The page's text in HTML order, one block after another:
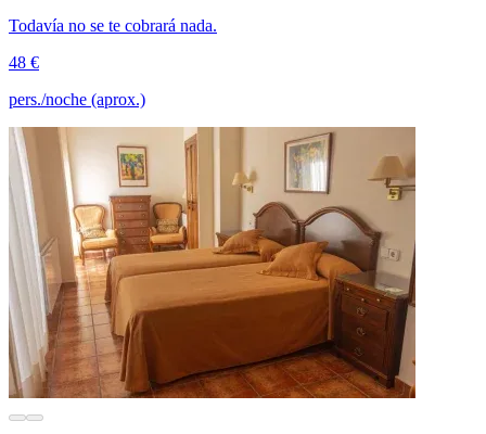
Todavía no se te cobrará nada.
48 €
pers./noche (aprox.)